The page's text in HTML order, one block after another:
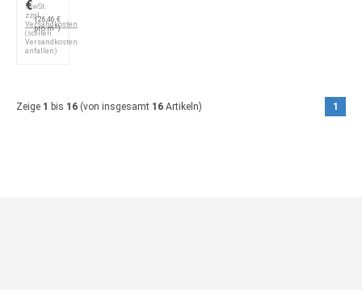
€
(26,46 €
pro m²)
MwSt.
zzgl.
Versandkosten
(sollten
Versandkosten
anfallen)
Zeige 1 bis 16 (von insgesamt 16 Artikeln) 1